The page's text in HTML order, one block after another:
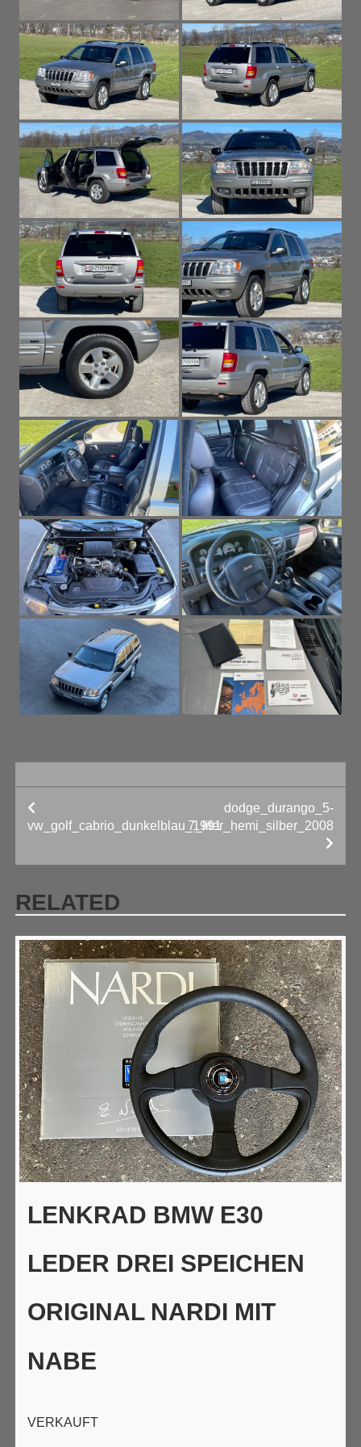
BEITRAGS-
NAVIGATION
vw_golf_cabrio_dunkelblau_1991
dodge_durango_5-
7_liter_hemi_silber_2008
RELATED
LENKRAD BMW E30
LEDER DREI SPEICHEN
ORIGINAL NARDI MIT
NABE
VERKAUFT